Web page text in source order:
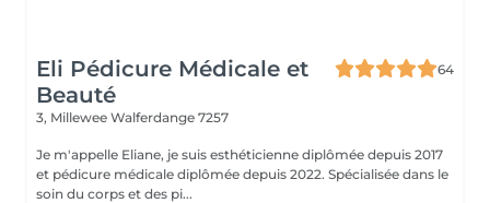
Eli Pédicure Médicale et
Beauté
64
3, Millewee Walferdange 7257
Je m'appelle Eliane, je suis esthéticienne diplômée depuis 2017
et pédicure médicale diplômée depuis 2022. Spécialisée dans le
soin du corps et des pi...